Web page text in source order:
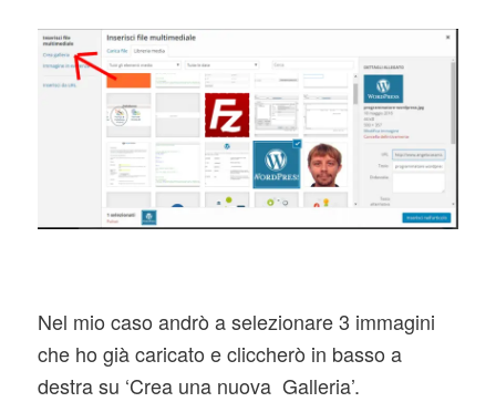
Nel mio caso andrò a selezionare 3 immagini
che ho già caricato e cliccherò in basso a
destra su ‘Crea una nuova Galleria’.